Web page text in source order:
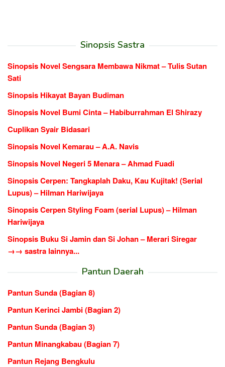
Sinopsis Sastra
Sinopsis Novel Sengsara Membawa Nikmat – Tulis Sutan
Sati
Sinopsis Hikayat Bayan Budiman
Sinopsis Novel Bumi Cinta – Habiburrahman El Shirazy
Cuplikan Syair Bidasari
Sinopsis Novel Kemarau – A.A. Navis
Sinopsis Novel Negeri 5 Menara – Ahmad Fuadi
Sinopsis Cerpen: Tangkaplah Daku, Kau Kujitak! (Serial
Lupus) – Hilman Hariwijaya
Sinopsis Cerpen Styling Foam (serial Lupus) – Hilman
Hariwijaya
Sinopsis Buku Si Jamin dan Si Johan – Merari Siregar
→→ sastra lainnya...
Pantun Daerah
Pantun Sunda (Bagian 8)
Pantun Kerinci Jambi (Bagian 2)
Pantun Sunda (Bagian 3)
Pantun Minangkabau (Bagian 7)
Pantun Rejang Bengkulu